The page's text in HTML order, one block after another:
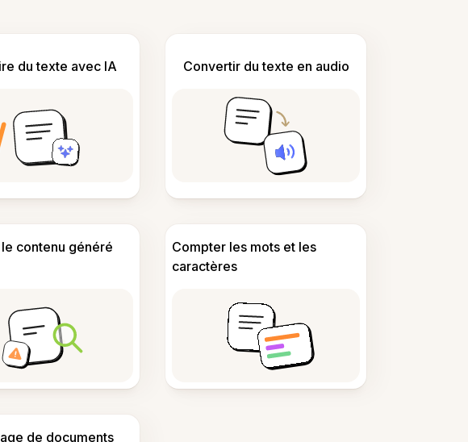
du texte avec IA Convertir du texte en audio
contenu généré
Compter les mots et les
caractères
de documents